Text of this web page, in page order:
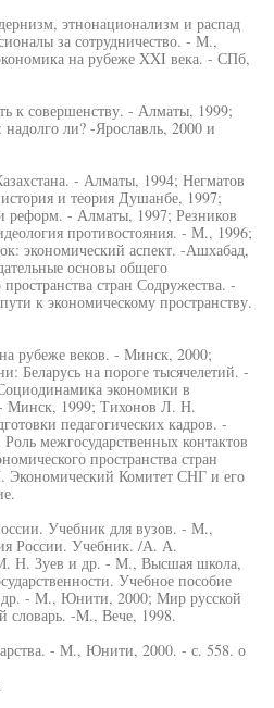
этнонационализм и распад
за сотрудничество. - М.,
на рубеже XXI века. - СПб,
к совершенству. - Алматы, 1999;
ли? -Ярославль, 2000 и
- Алматы, 1994; Негматов
и теория Душанбе, 1997;
- Алматы, 1997; Резников
противостояния. - М., 1996;
экономический аспект. -Ашхабад,
основы общего
стран Содружества. -
к экономическому пространству.
рубеже веков. - Минск, 2000;
Беларусь на пороге тысячелетий. -
экономики в
Минск, 1999; Тихонов Л. Н.
педагогических кадров. -
межгосударственных контактов
пространства стран
Комитет СНГ и его
Учебник для вузов. - М.,
России. Учебник. /А. А.
Н. Зуев и др. - М., Высшая школа,
Учебное пособие
- M., Юнити, 2000; Мир русской
словарь. -M., Вече, 1998.
- M., Юнити, 2000. - с. 558. о